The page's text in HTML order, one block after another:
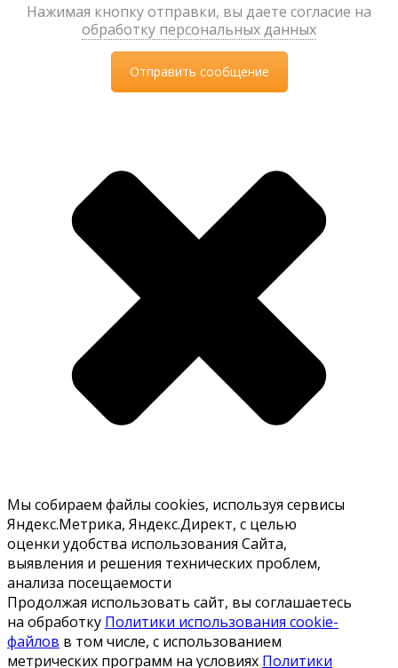
Нажимая кнопку отправки, вы даете согласие на
обработку персональных данных
Мы собираем файлы cookies, используя сервисы
Яндекс.Метрика, Яндекс.Директ, с целью
оценки удобства использования Сайта,
выявления и решения технических проблем,
анализа посещаемости
Продолжая использовать сайт, вы соглашаетесь
на обработку Политики использования cookie-
файлов в том числе, с использованием
метрических программ на условиях Политики